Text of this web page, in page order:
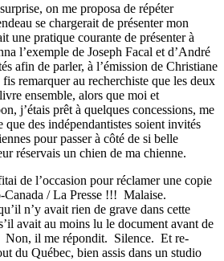
on me proposa de répéter
se chargerait de présenter mon
une pratique courante de présenter à
l’exemple de Joseph Facal et d’André
afin de parler, à l’émission de Christiane
remarquer au recherchiste que les deux
ensemble, alors que moi et
j’étais prêt à quelques concessions, me
que des indépendantistes soient invités
pour passer à côté de si belle
réservais un chien de ma chienne.
de l’occasion pour réclamer une copie
Canada / La Presse !!! Malaise.
n’y avait rien de grave dans cette
avait au moins lu le document avant de
Non, il me répondit. Silence. Et re-
du Québec, bien assis dans un studio